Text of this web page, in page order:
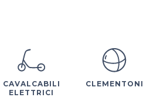
CAVALCABILI
ELETTRICI
CLEMENTONI